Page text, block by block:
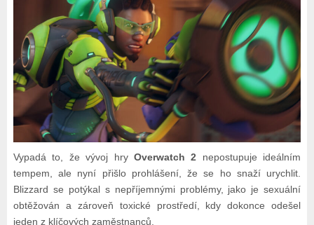
Vypadá to, že vývoj hry Overwatch 2 nepostupuje ideálním
tempem, ale nyní přišlo prohlášení, že se ho snaží urychlit.
Blizzard se potýkal s nepříjemnými problémy, jako je sexuální
obtěžován a zároveň toxické prostředí, kdy dokonce odešel
jeden z klíčových zaměstnanců.